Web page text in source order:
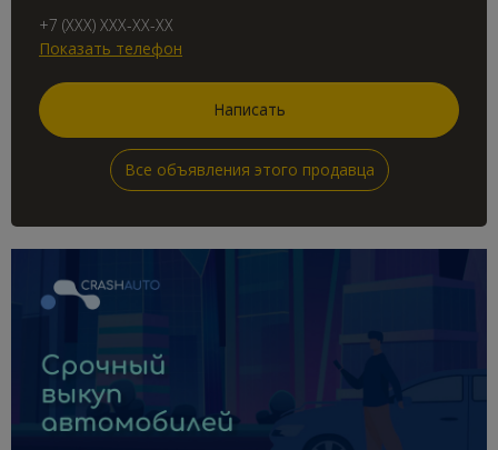
+7 (XXX) XXX-XX-XX
Показать телефон
Написать
Все объявления этого продавца